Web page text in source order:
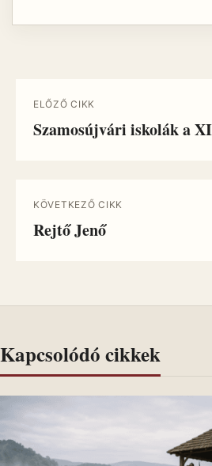
ELŐZŐ CIKK
Szamosújvári iskolák a
KÖVETKEZŐ CIKK
Rejtő Jenő
Kapcsolódó cikkek